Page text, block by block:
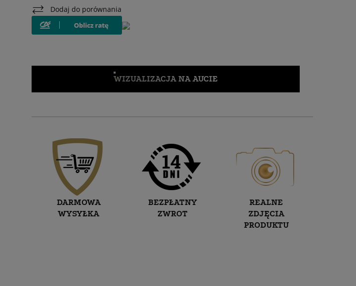
Dodaj do porównania
WIZUALIZACJA NA AUCIE
DARMOWA
WYSYŁKA
BEZPŁATNY
ZWROT
REALNE
ZDJĘCIA
PRODUKTU